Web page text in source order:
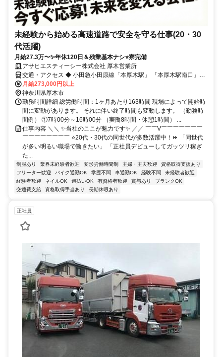
未経験から始める高速道路で安全を守る仕事(20・30
代活躍)
月給27.3万〜✨年休120日＆残業基本ナシ⭐寮完備
アサヒエスティーシー株式会社 厚木営業所
交通・アクセス ◆ 小田急小田原線「本厚木駅」 「本厚木駅南口」バ
ス6分 ◆ 神奈中バス 平53系統「平塚駅北口」行 「下岡田」下車 徒歩
3分
月給273,000円以上
神奈川県厚木市
勤務時間詳細 総労働時間：1ヶ月あたり163時間 現場によって開始時
間に変動があります。 それに伴い終了時間も変動します。 （勤務時
間例） ①7時00分～16時00分 （実働8時間・休憩1時間） ...
仕事内容 ＼＼ ✨当社のここが魅力です✨ ／／ ￣￣V￣￣￣￣￣￣￣
￣￣￣￣￣￣￣￣ ⭐20代・30代の同世代が多数活躍中！⏩ 「同世代
が多い明るい職場で働きたい」 「正社員デビューしてガッツリ稼ぎ
た...
制服あり 業界未経験者歓迎 変形労働時間制 主婦・主夫歓迎
資格取得支援あり
フリーター歓迎
バイク通勤OK 学歴不問 車通勤OK 経験不問
未経験者歓迎
経験者歓迎
ネイルOK 週払いOK 有資格者歓迎 賞与あり
ブランクOK
交通費支給
資格取得手当あり 長期休暇あり
正社員